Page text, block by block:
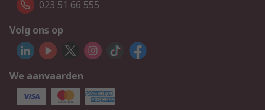
023 51 66 555
Volg ons op
We aanvaarden